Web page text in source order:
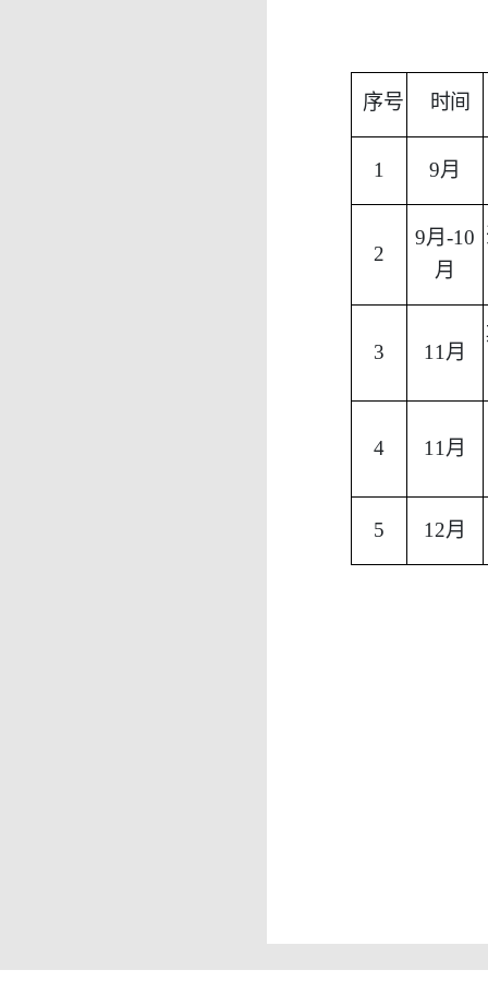
序号 时间
1 9月
2
9月-10
月
3 11 月
4 11月
5 12月